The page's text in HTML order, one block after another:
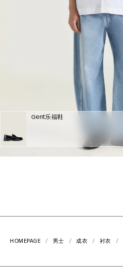
Gent乐福鞋
HOMEPAGE 男士 成衣 衬衣